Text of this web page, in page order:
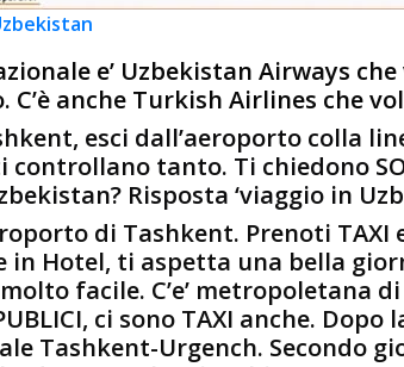
e’ Uzbekistan Airways
C’è anche Turkish Airlines che
esci dall’aeroporto colla
controllano tanto. Ti chiedono
Risposta ‘viaggio in
di Tashkent. Prenoti TAXI
in Hotel, ti aspetta una bella
facile. C’e’ metropoletana
ci sono TAXI anche. Dopo
Tashkent-Urgench. Secondo